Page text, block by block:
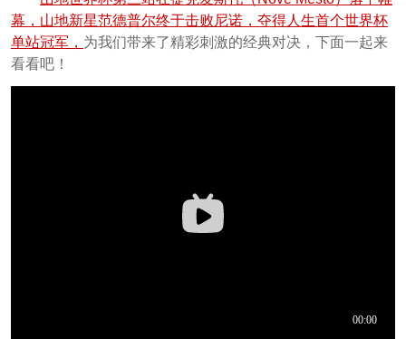
幕，山地新星范德普尔终于击败尼诺，夺得人生首个世界杯
单站冠军， 为我们带来了精彩刺激的经典对决，下面一起来
看看吧！